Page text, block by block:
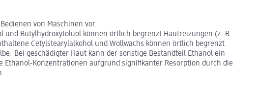
von Maschinen vor.
Butylhydroxytoluol können örtlich begrenzt Hautreizungen (z. B.
Cetylstearylalkohol und Wollwachs können örtlich begrenzt
Bei geschädigter Haut kann der sonstige Bestandteil Ethanol ein
Konzentrationen aufgrund signifikanter Resorption durch die